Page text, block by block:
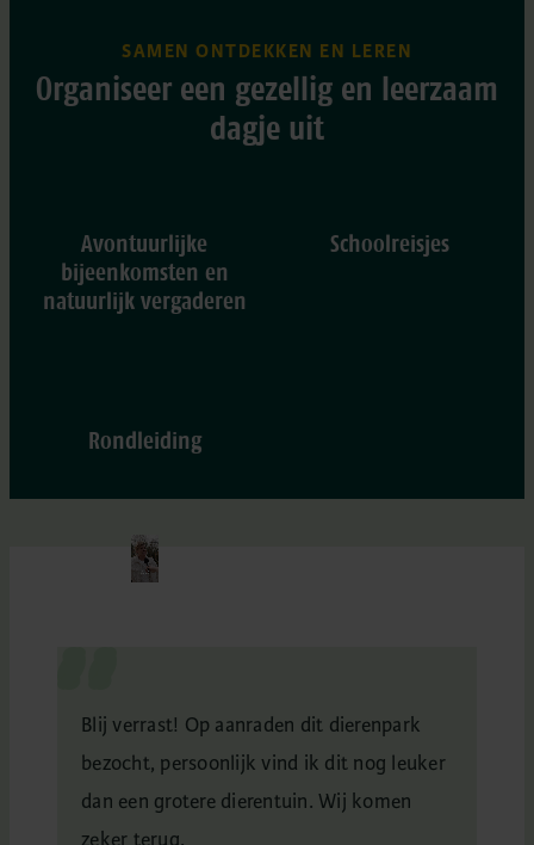
SAMEN ONTDEKKEN EN LEREN
Organiseer een gezellig en leerzaam
dagje uit
Avontuurlijke
bijeenkomsten en
natuurlijk vergaderen
Schoolreisjes
Rondleiding
Blij verrast! Op aanraden dit dierenpark
bezocht, persoonlijk vind ik dit nog leuker
dan een grotere dierentuin. Wij komen
zeker terug.